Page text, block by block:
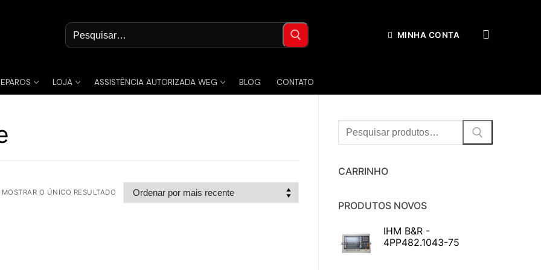
Pesquisar
por:
MINHA CONTA
LOJA ASSISTÊNCIA AUTORIZADA WEG BLOG CONTATO
MOSTRAR O ÚNICO RESULTADO
Procurar:
CARRINHO
PRODUTOS NOVOS
IHM B&R -
4PP482.1043-75